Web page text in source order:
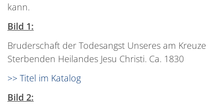
kann.
Bild 1:
Bruderschaft der Todesangst Unseres am Kreuze
Sterbenden Heilandes Jesu Christi. Ca. 1830
>> Titel im Katalog
Bild 2: